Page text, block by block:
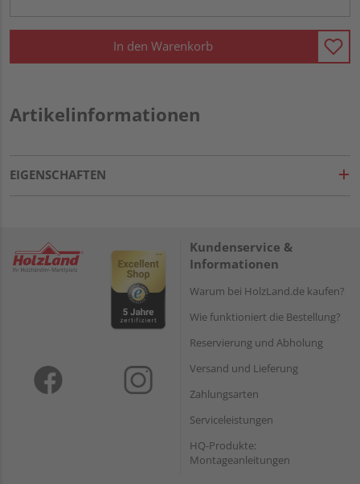
In den Warenkorb
Artikelinformationen
EIGENSCHAFTEN
Kundenservice &
Informationen
Warum bei HolzLand.de kaufen?
Wie funktioniert die Bestellung?
Reservierung und Abholung
Versand und Lieferung
Zahlungsarten
Serviceleistungen
HQ-Produkte:
Montageanleitungen